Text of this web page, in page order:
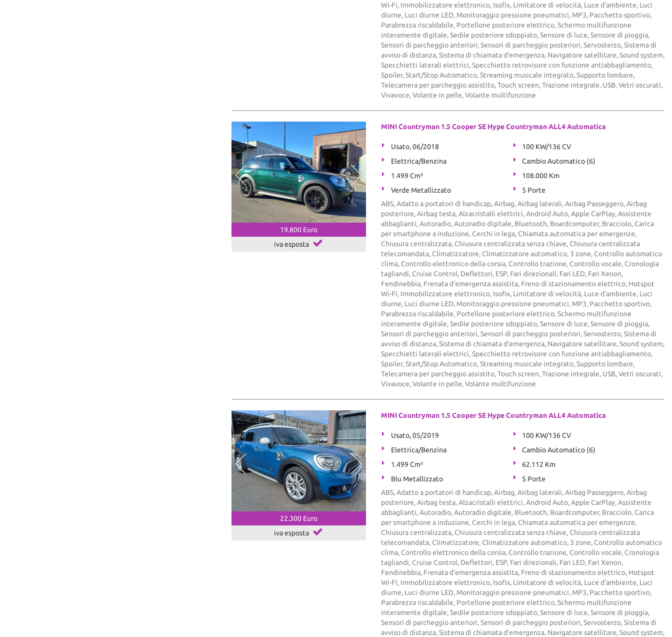
Wi-Fi, Immobilizzatore elettronico, Isofix, Limitatore di velocità, Luce d'ambiente, Luci
diurne, Luci diurne LED, Monitoraggio pressione pneumatici, MP3, Pacchetto sportivo,
Parabrezza riscaldabile, Portellone posteriore elettrico, Schermo multifunzione
interamente digitale, Sedile posteriore sdoppiato, Sensore di luce, Sensore di pioggia,
Sensori di parcheggio anteriori, Sensori di parcheggio posteriori, Servosterzo, Sistema di
avviso di distanza, Sistema di chiamata d'emergenza, Navigatore satellitare, Sound system,
Specchietti laterali elettrici, Specchietto retrovisore con funzione antiabbagliamento,
Spoiler, Start/Stop Automatico, Streaming musicale integrato, Supporto lombare,
Telecamera per parcheggio assistito, Touch screen, Trazione integrale, USB, Vetri oscurati,
Vivavoce, Volante in pelle, Volante multifunzione
19.800 Euro
iva esposta
MINI Countryman 1.5 Cooper SE Hype Countryman ALL4 Automatica
Usato, 06/2018
100 KW/136 CV
Elettrica/Benzina
Cambio Automatico (6)
1.499 Cm³
108.000 Km
Verde Metallizzato
5 Porte
ABS, Adatto a portatori di handicap, Airbag, Airbag laterali, Airbag Passeggero, Airbag
posteriore, Airbag testa, Alzacristalli elettrici, Android Auto, Apple CarPlay, Assistente
abbaglianti, Autoradio, Autoradio digitale, Bluetooth, Boardcomputer, Bracciolo, Carica
per smartphone a induzione, Cerchi in lega, Chiamata automatica per emergenze,
Chiusura centralizzata, Chiusura centralizzata senza chiave, Chiusura centralizzata
telecomandata, Climatizzatore, Climatizzatore automatico, 3 zone, Controllo automatico
clima, Controllo elettronico della corsia, Controllo trazione, Controllo vocale, Cronologia
tagliandi, Cruise Control, Deflettori, ESP, Fari direzionali, Fari LED, Fari Xenon,
Fendinebbia, Frenata d'emergenza assistita, Freno di stazionamento elettrico, Hotspot
Wi-Fi, Immobilizzatore elettronico, Isofix, Limitatore di velocità, Luce d'ambiente, Luci
diurne, Luci diurne LED, Monitoraggio pressione pneumatici, MP3, Pacchetto sportivo,
Parabrezza riscaldabile, Portellone posteriore elettrico, Schermo multifunzione
interamente digitale, Sedile posteriore sdoppiato, Sensore di luce, Sensore di pioggia,
Sensori di parcheggio anteriori, Sensori di parcheggio posteriori, Servosterzo, Sistema di
avviso di distanza, Sistema di chiamata d'emergenza, Navigatore satellitare, Sound system,
Specchietti laterali elettrici, Specchietto retrovisore con funzione antiabbagliamento,
Spoiler, Start/Stop Automatico, Streaming musicale integrato, Supporto lombare,
Telecamera per parcheggio assistito, Touch screen, Trazione integrale, USB, Vetri oscurati,
Vivavoce, Volante in pelle, Volante multifunzione
22.300 Euro
iva esposta
MINI Countryman 1.5 Cooper SE Hype Countryman ALL4 Automatica
Usato, 05/2019
100 KW/136 CV
Elettrica/Benzina
Cambio Automatico (6)
1.499 Cm³
62.112 Km
Blu Metallizzato
5 Porte
ABS, Adatto a portatori di handicap, Airbag, Airbag laterali, Airbag Passeggero, Airbag
posteriore, Airbag testa, Alzacristalli elettrici, Android Auto, Apple CarPlay, Assistente
abbaglianti, Autoradio, Autoradio digitale, Bluetooth, Boardcomputer, Bracciolo, Carica
per smartphone a induzione, Cerchi in lega, Chiamata automatica per emergenze,
Chiusura centralizzata, Chiusura centralizzata senza chiave, Chiusura centralizzata
telecomandata, Climatizzatore, Climatizzatore automatico, 3 zone, Controllo automatico
clima, Controllo elettronico della corsia, Controllo trazione, Controllo vocale, Cronologia
tagliandi, Cruise Control, Deflettori, ESP, Fari direzionali, Fari LED, Fari Xenon,
Fendinebbia, Frenata d'emergenza assistita, Freno di stazionamento elettrico, Hotspot
Wi-Fi, Immobilizzatore elettronico, Isofix, Limitatore di velocità, Luce d'ambiente, Luci
diurne, Luci diurne LED, Monitoraggio pressione pneumatici, MP3, Pacchetto sportivo,
Parabrezza riscaldabile, Portellone posteriore elettrico, Schermo multifunzione
interamente digitale, Sedile posteriore sdoppiato, Sensore di luce, Sensore di pioggia,
Sensori di parcheggio anteriori, Sensori di parcheggio posteriori, Servosterzo, Sistema di
avviso di distanza, Sistema di chiamata d'emergenza, Navigatore satellitare, Sound system,